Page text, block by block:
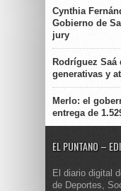
Cynthia
Gobierno de
jury
Rodríguez
generativas y
Merlo: el
entrega de
EL PUNTANO –
El diario digital
de Deportes,